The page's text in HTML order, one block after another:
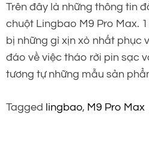
Trên đây là những thông tin
chuột Lingbao M9 Pro Max.
bị những gì xịn xò nhất phục
đáo về việc tháo rời pin sạc
tương tự những mẫu sản
Tagged lingbao, M9 Pro Max